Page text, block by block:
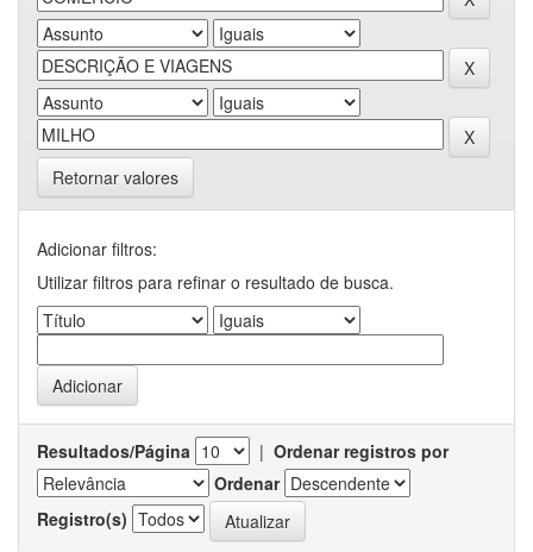
Retornar valores
Adicionar filtros:
Utilizar filtros para refinar o resultado de busca.
Resultados/Página | Ordenar registros por
Ordenar
Registro(s)